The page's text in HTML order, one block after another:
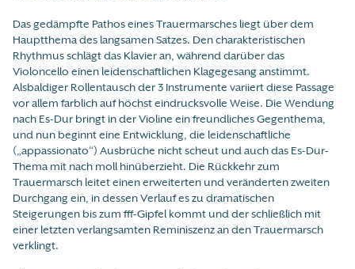
Das gedämpfte Pathos eines Trauermarsches liegt über dem
Hauptthema des langsamen Satzes. Den charakteristischen
Rhythmus schlägt das Klavier an, während darüber das
Violoncello einen leidenschaftlichen Klagegesang anstimmt.
Alsbaldiger Rollentausch der 3 Instrumente variiert diese Passage
vor allem farblich auf höchst eindrucksvolle Weise. Die Wendung
nach Es-Dur bringt in der Violine ein freundliches Gegenthema,
und nun beginnt eine Entwicklung, die leidenschaftliche
(„appassionato“) Ausbrüche nicht scheut und auch das Es-Dur-
Thema mit nach moll hinüberzieht. Die Rückkehr zum
Trauermarsch leitet einen erweiterten und veränderten zweiten
Durchgang ein, in dessen Verlauf es zu dramatischen
Steigerungen bis zum fff-Gipfel kommt und der schließlich mit
einer letzten verlangsamten Reminiszenz an den Trauermarsch
verklingt.